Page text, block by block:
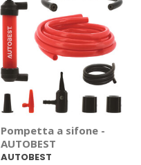
Pompetta a sifone -
AUTOBEST
AUTOBEST